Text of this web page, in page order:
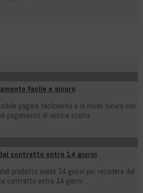
facile e sicuro
pagare facilmente e in modo sicuro con
pagamento di vostra scelta.
contratto entro 14 giorni
prodotto avete 14 giorni per recedere dal
contratto entro 14 giorni.